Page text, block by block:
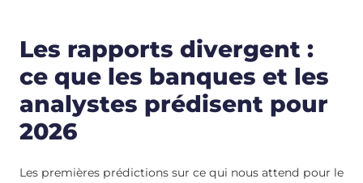
Les rapports divergent :
ce que les banques et les
analystes prédisent pour
2026
Les premières prédictions sur ce qui nous attend pour le